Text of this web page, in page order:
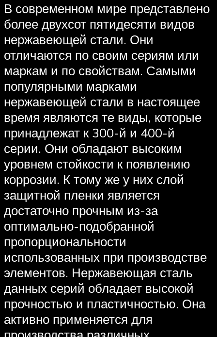
В современном мире представлено
более двухсот пятидесяти видов
нержавеющей стали. Они
отличаются по своим сериям или
маркам и по свойствам. Самыми
популярными марками
нержавеющей стали в настоящее
время являются те виды, которые
принадлежат к 300-й и 400-й
серии. Они обладают высоким
уровнем стойкости к появлению
коррозии. К тому же у них слой
защитной пленки является
достаточно прочным из-за
оптимально-подобранной
пропорциональности
использованных при производстве
элементов. Нержавеющая сталь
данных серий обладает высокой
прочностью и пластичностью. Она
активно применяется для